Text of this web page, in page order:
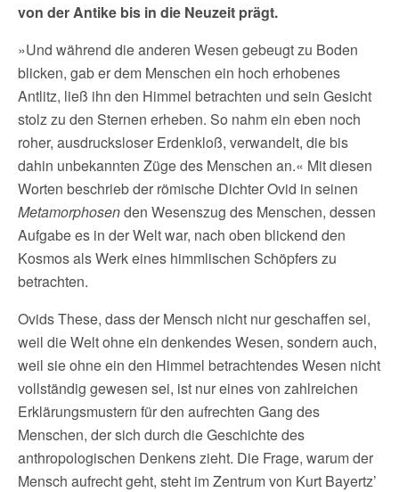
von der Antike bis in die Neuzeit prägt.
»Und während die anderen Wesen gebeugt zu Boden
blicken, gab er dem Menschen ein hoch erhobenes
Antlitz, ließ ihn den Himmel betrachten und sein Gesicht
stolz zu den Sternen erheben. So nahm ein eben noch
roher, ausdrucksloser Erdenkloß, verwandelt, die bis
dahin unbekannten Züge des Menschen an.« Mit diesen
Worten beschrieb der römische Dichter Ovid in seinen
Metamorphosenden Wesenszug des Menschen, dessen
Aufgabe es in der Welt war, nach oben blickend den
Kosmos als Werk eines himmlischen Schöpfers zu
betrachten.
Ovids These, dass der Mensch nicht nur geschaffen sei,
weil die Welt ohne ein denkendes Wesen, sondern auch,
weil sie ohne ein den Himmel betrachtendes Wesen nicht
vollständig gewesen sei, ist nur eines von zahlreichen
Erklärungsmustern für den aufrechten Gang des
Menschen, der sich durch die Geschichte des
anthropologischen Denkens zieht. Die Frage, warum der
Mensch aufrecht geht, steht im Zentrum von Kurt Bayertz’